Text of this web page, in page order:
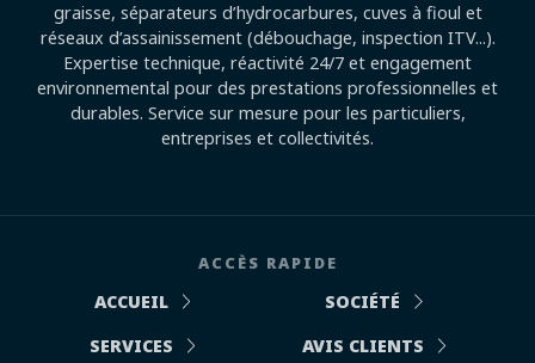
graisse, séparateurs d’hydrocarbures, cuves à fioul et
réseaux d’assainissement (débouchage, inspection ITV...).
Expertise technique, réactivité 24/7 et engagement
environnemental pour des prestations professionnelles et
durables. Service sur mesure pour les particuliers,
entreprises et collectivités.
ACCÈS RAPIDE
ACCUEIL
SOCIÉTÉ
SERVICES
AVIS CLIENTS